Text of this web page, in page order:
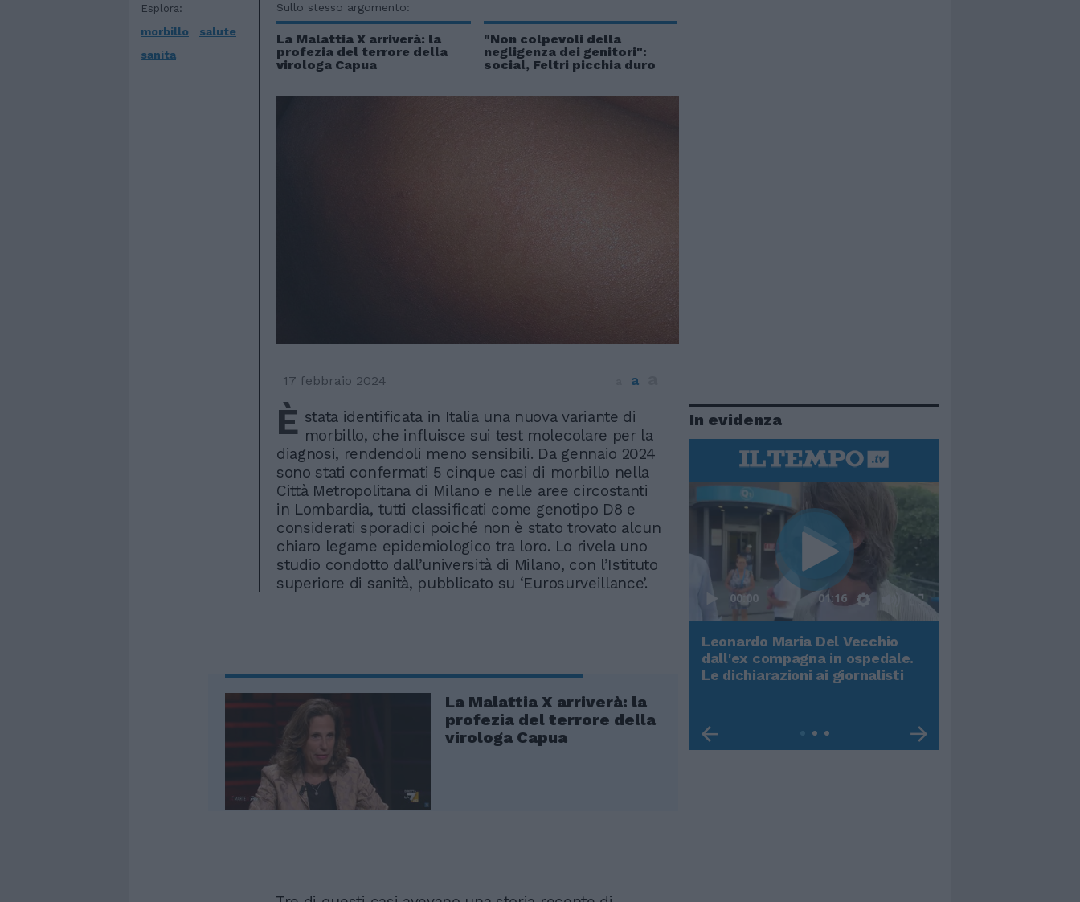
Esplora:
morbillo
salute
sanita
Sullo stesso argomento:
La Malattia X arriverà: la
profezia del terrore della
virologa Capua
"Non colpevoli della
negligenza dei genitori":
social, Feltri picchia duro
17 febbraio 2024 a
È stata identificata in Italia una nuova variante di
morbillo, che influisce sui test molecolare per la
diagnosi, rendendoli meno sensibili. Da gennaio 2024
sono stati confermati 5 cinque casi di morbillo nella
Città Metropolitana di Milano e nelle aree circostanti
in Lombardia, tutti classificati come genotipo D8 e
considerati sporadici poiché non è stato trovato alcun
chiaro legame epidemiologico tra loro. Lo rivela uno
studio condotto dall’università di Milano, con l’Istituto
superiore di sanità, pubblicato su ‘Eurosurveillance’.
La Malattia X arriverà: la
profezia del terrore della
virologa Capua
In evidenza
Rudy Giuliani a Come States?
americana
00:00 01:16
Leonardo Maria Del Vecchio
dall'ex compagna in ospedale.
Le dichiarazioni ai giornalisti